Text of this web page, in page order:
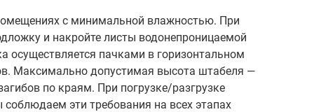
с минимальной влажностью. При
и накройте листы водонепроницаемой
осуществляется пачками в горизонтальном
Максимально допустимая высота штабеля —
по краям. При погрузке/разгрузке
эти требования на всех этапах